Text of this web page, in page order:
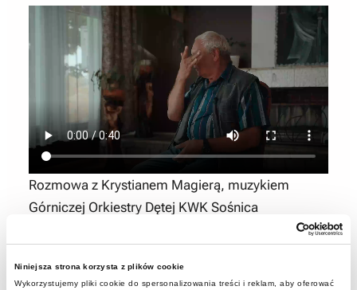
Niniejsza strona korzysta z plików cookie
Wykorzystujemy pliki cookie do spersonalizowania treści i reklam, aby oferować
Rozmowa z Krystianem Magierą, muzykiem
Górniczej Orkiestry Dętej KWK Sośnica